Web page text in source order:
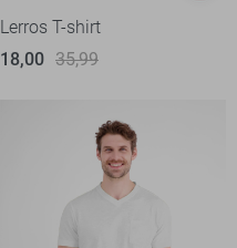
Lerros T-shirt
18,00 35,99